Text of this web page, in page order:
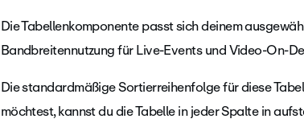
Die Tabellenkomponente passt sich deinem
Bandbreitennutzung für Live-Events und Video-On-
Die standardmäßige Sortierreihenfolge für diese
möchtest, kannst du die Tabelle in jeder Spalte in